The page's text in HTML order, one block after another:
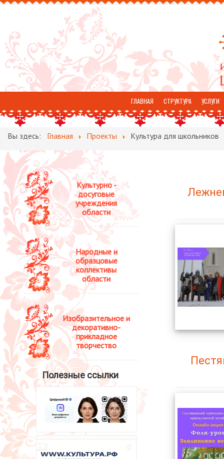
ГЛАВНАЯ СТРУКТУРА УСЛУГИ
ОТЗЫВЫ
Вы здесь: Главная Проекты Культура для школьников
Культурно -
досуговые
учреждения
области
Народные и
образцовые
коллективы
области
Изобразительное и
декоративно-
прикладное
творчество
Полезные ссылки